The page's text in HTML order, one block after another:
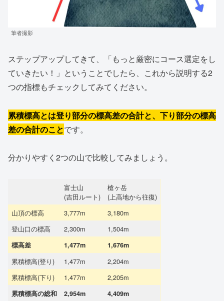
筆者撮影
ステップアップしてきて、「もっと厳密にコース選定をし
ていきたい！」ということでしたら、これから説明する2
つの指標もチェックしてみてください。
累積標高とは登り部分の標高差の合計と、下り部分の標高
差の合計のことです。
分かりやすく2つの山で比較してみましょう。
富士山
(吉田ルート)
槍ヶ岳
(上高地から往復)
山頂の標高
3,777m
3,180m
登山口の標高
2,300m 1,504m
標高差 1,477m 1,676m
累積標高(登り) 1,477m
2,204m
累積標高(下り)
1,477m 2,205m
累積標高の総和 2,954m 4,409m